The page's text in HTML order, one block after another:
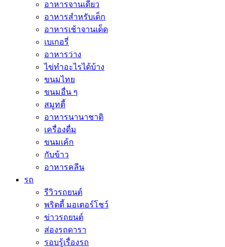
อาหารจานเดียว
อาหารสำหรับเด็ก
อาหารเช้าจานเด็ด
เบเกอรี่
อาหารว่าง
ไข่ทำอะไรได้บ้าง
ขนมไทย
ขนมอื่น ๆ
สมูทตี้
อาหารนานาชาติ
เครื่องดื่ม
ขนมเค้ก
กับข้าว
อาหารคลีน
รถ
รีวิวรถยนต์
พริตตี้ มอเตอร์โชว์
ข่าวรถยนต์
ส่องรถดารา
รอบรู้เรื่องรถ